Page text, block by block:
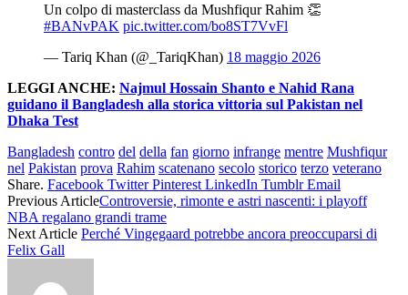
Un colpo di masterclass da Mushfiqur Rahim 👏
#BANvPAK pic.twitter.com/bo8ST7VvFl
— Tariq Khan (@_TariqKhan) 18 maggio 2026
LEGGI ANCHE: Najmul Hossain Shanto e Nahid Rana
guidano il Bangladesh alla storica vittoria sul Pakistan nel
Dhaka Test
Bangladesh contro del della fan giorno infrange mentre Mushfiqur
nel Pakistan prova Rahim scatenano secolo storico terzo veterano
Share. Facebook Twitter Pinterest LinkedIn Tumblr Email
Previous ArticleControversie, rimonte e astri nascenti: i playoff
NBA regalano grandi trame
Next Article Perché Vingegaard potrebbe ancora preoccuparsi di
Felix Gall